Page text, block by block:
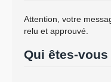
Attention, votre
relu et approuvé.
Qui êtes-vous